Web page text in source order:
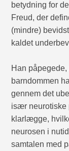
betydning for
Freud, der
(mindre)
kaldet
Han
barndommen
gennem det
især neurotiske
klarlægge,
neurosen i
samtalen med